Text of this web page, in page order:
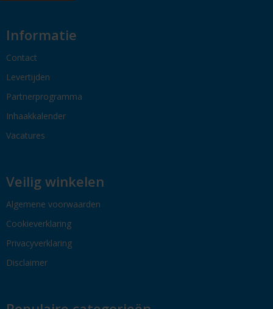
Informatie
Contact
Levertijden
Partnerprogramma
Inhaakkalender
Vacatures
Veilig winkelen
Algemene voorwaarden
Cookieverklaring
Privacyverklaring
Disclaimer